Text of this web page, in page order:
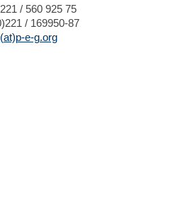
/ 560 925 75
/ 169950-87
e-g.org